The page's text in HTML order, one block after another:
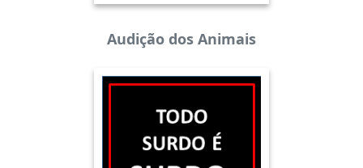
Audição dos Animais